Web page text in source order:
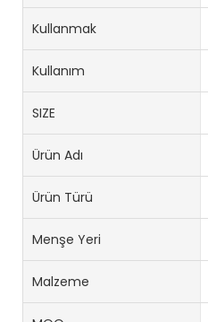
Kullanmak
Kullanım
SIZE
Ürün Adı
Ürün Türü
Menşe Yeri
Malzeme